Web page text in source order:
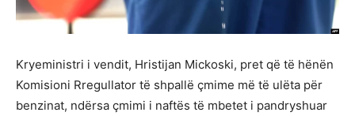
Kryeministri i vendit, Hristijan Mickoski, pret që të hënën
Komisioni Rregullator të shpallë çmime më të ulëta për
benzinat, ndërsa çmimi i naftës të mbetet i pandryshuar